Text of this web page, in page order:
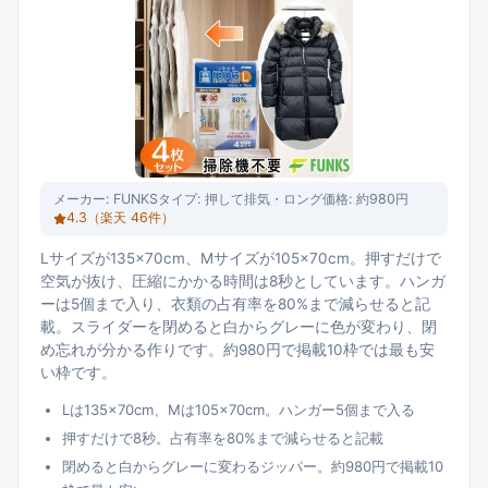
メーカー: FUNKSタイプ: 押して排気・ロング価格: 約980円
4.3 （楽天 46件）
Lサイズが135×70cm、Mサイズが105×70cm。押すだけで
空気が抜け、圧縮にかかる時間は8秒としています。ハンガ
ーは5個まで入り、衣類の占有率を80%まで減らせると記
載。スライダーを閉めると白からグレーに色が変わり、閉
め忘れが分かる作りです。約980円で掲載10枠では最も安
い枠です。
Lは135×70cm、Mは105×70cm。ハンガー5個まで入る
押すだけで8秒。占有率を80%まで減らせると記載
閉めると白からグレーに変わるジッパー。約980円で掲載10